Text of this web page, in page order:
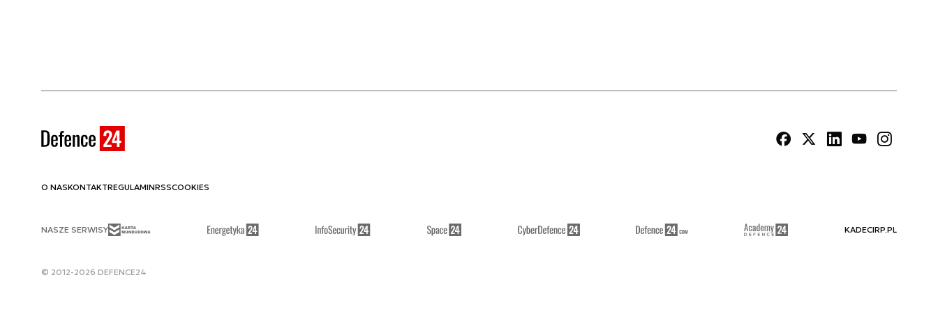
O NASKONTAKTREGULAMINRSSCOOKIES
NASZE SERWISY KADECIRP.PL
© 2012-2026 DEFENCE24